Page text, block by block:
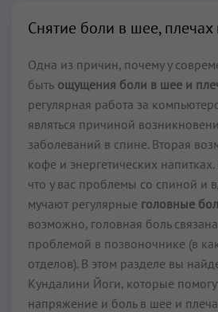
Снятие боли в шее, плечах
Одна из причин, почему у
быть ощущения боли в шее и
регулярная работа за
являться причиной
заболеваний в спине. Вторая
кофе и энергетических
что у вас проблемы со спиной и
мучают регулярные головные
возможно, головная боль
проблемой в позвоночнике (в
отделов). В этом разделе вы
Кундалини Йоги, которые
напряжение и боль в шее и